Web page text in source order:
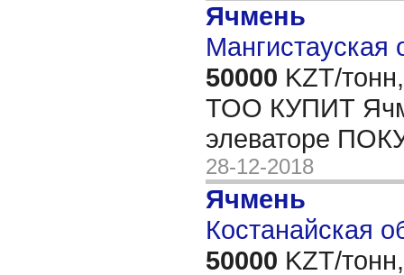
Ячмень
50000 KZT/тонн,
ТОО КУПИТ
элеваторе
28-12-2018
Ячмень
Костанайская
50000 KZT/тонн,